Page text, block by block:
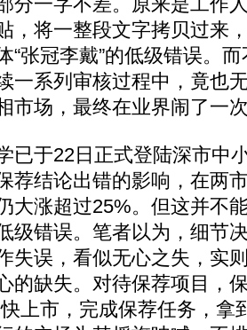
，将一整段文字拷贝过来
“张冠李戴”的低级错误。
一系列审核过程中，竟也
市场，最终在业界闹了一
于22日正式登陆深市中
荐结论出错的影响，在两
大涨超过25%。但这并不
级错误。笔者以为，细节
失误，看似无心之失，实
的缺失。对待保荐项目，
上市，完成保荐任务，拿